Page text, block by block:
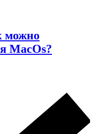
можно
MacOs?